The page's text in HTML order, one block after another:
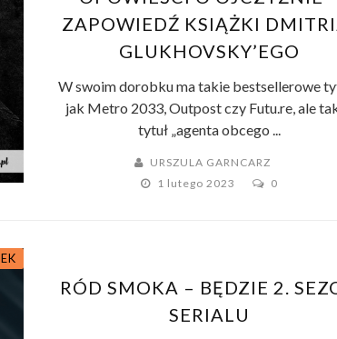
ZAPOWIEDŹ KSIĄŻKI
GLUKHOVSKY’EGO
W swoim dorobku ma takie bestsellerowe
jak Metro 2033, Outpost czy Futu.re, ale
tytuł „agenta obcego ...
URSZULA GARNCARZ
1 lutego 2023
0
RÓD SMOKA – BĘDZIE 2.
SERIALU